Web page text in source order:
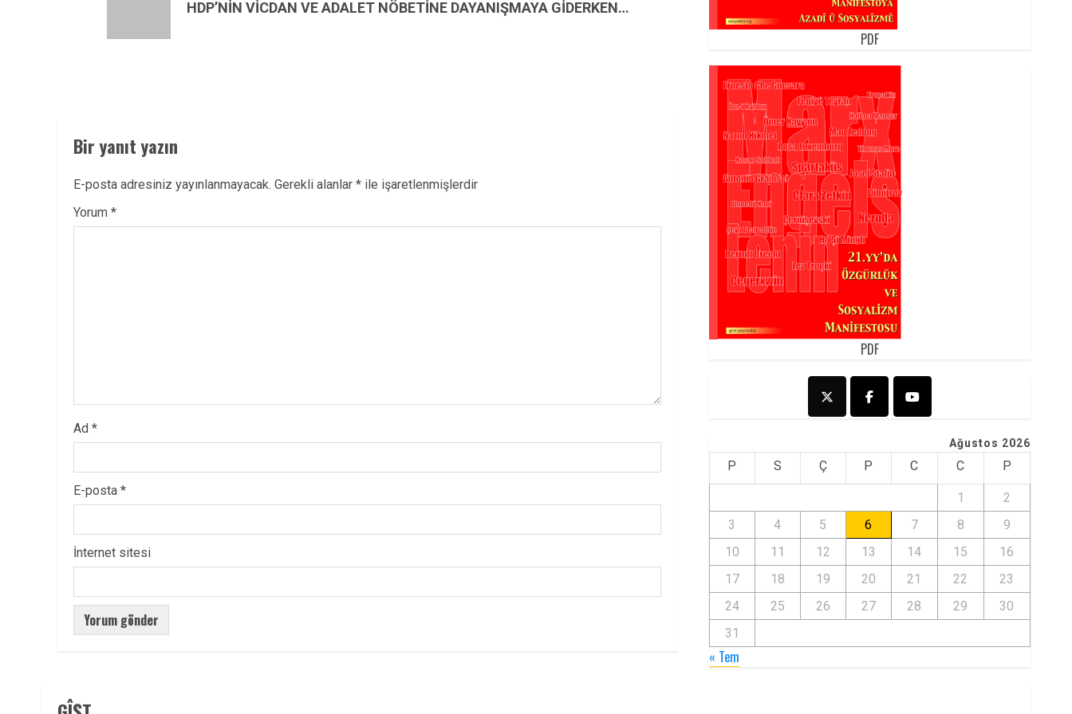
HDP’NİN VİCDAN VE ADALET NÖBETİNE DAYANIŞMAYA GİDERKEN…
Bir yanıt yazın
E-posta adresiniz yayınlanmayacak. Gerekli alanlar * ile işaretlenmişlerdir
Yorum *
Ad *
E-posta *
İnternet sitesi
PDF
PDF
Ağustos 2026
P S Ç P C C P
1
2
3
4 5 6 7 8
9
10
11 12 13 14 15
16
17
18 19 20 21 22
23
24
25 26 27 28 29
30
31
« Tem